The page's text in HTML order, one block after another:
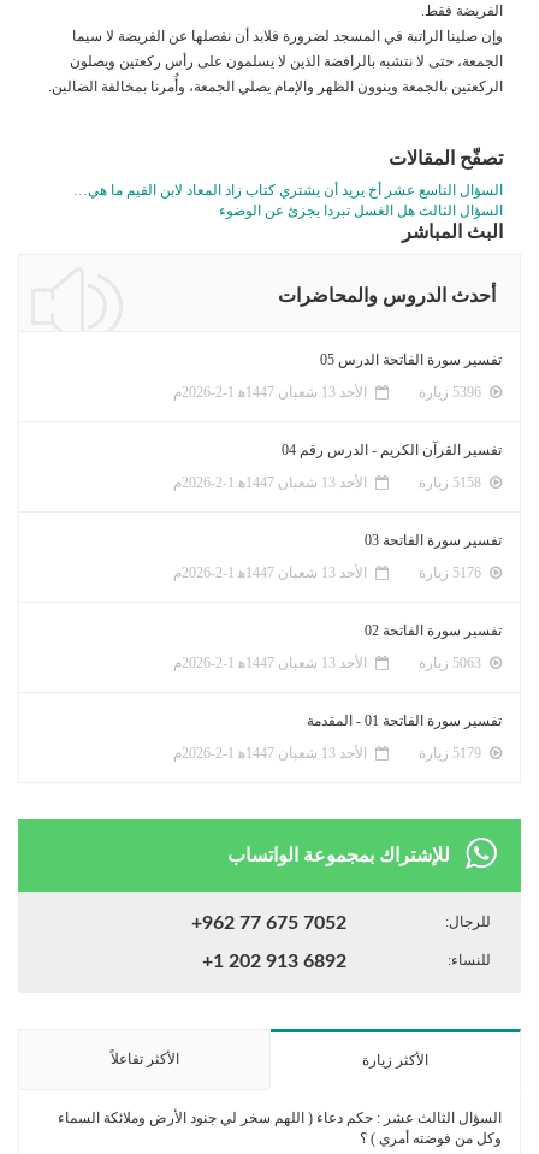
الفريضة فقط.
وإن صلينا الراتبة في المسجد لضرورة فلابد أن نفصلها عن الفريضة لا سيما
الجمعة، حتى لا نتشبه بالرافضة الذين لا يسلمون على رأس ركعتين ويصلون
الركعتين بالجمعة وينوون الظهر والإمام يصلي الجمعة، وأُمرنا بمخالفة الضالين.
تصفّح المقالات
السؤال التاسع عشر أخ يريد أن يشتري كتاب زاد المعاد لابن القيم ما هي…
السؤال الثالث هل الغسل تبردا يجزئ عن الوضوء
البث المباشر
أحدث الدروس والمحاضرات
تفسير سورة الفاتحة الدرس 05
الأحد 13 شعبان 1447ﻫ 1-2-2026م
تفسير القرآن الكريم - الدرس رقم 04
الأحد 13 شعبان 1447ﻫ 1-2-2026م
تفسير سورة الفاتحة 03
الأحد 13 شعبان 1447ﻫ 1-2-2026م
تفسير سورة الفاتحة 02
الأحد 13 شعبان 1447ﻫ 1-2-2026م
تفسير سورة الفاتحة 01 - المقدمة
الأحد 13 شعبان 1447ﻫ 1-2-2026م
للإشتراك بمجموعة الواتساب
للرجال: +962 77 675 7052
للنساء: +1 202 913 6892
الأكثر زيارة الأكثر تفاعلاً
السؤال الثالث عشر : حكم دعاء ( اللهم سخر لي جنود الأرض وملائكة السماء
وكل من فوضته أمري ) ؟